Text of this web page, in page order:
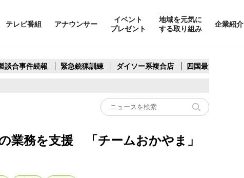
テレビ番組 アナウンサー
イベント
プレゼント
地域を元気に
する取り組み
企業紹介
談合事件続報 緊急銃猟訓練 ダイソー系複合店 四国最大スリコ
業務を支援 「チームおかやま」